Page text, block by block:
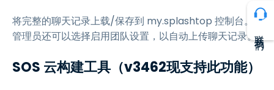
将完整的聊天记录上载/保存到 my.splashtop 控制台。
管理员还可以选择启用团队设置，以自动上传聊天记录。
SOS 云构建工具（v3462现支持此功能）